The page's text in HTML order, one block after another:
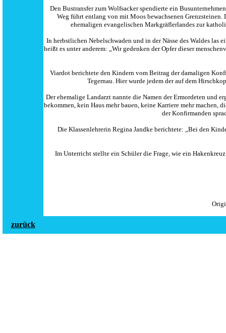
Den Bustransfer zum Wolfsacker spendierte ein
Weg führt entlang von mit Moos bewachsenen Grenzsteinen.
ehemaligen evangelischen Markgräflerlandes zur
In herbstlichen Nebelschwaden und in der Nässe des Waldes las
heißt es unter anderem: „Wir gedenken der Opfer dieser
Viardot berichtete den Kindern vom Beitrag der damaligen
Tegernau. Hier wurde jedem der auf dem
Der ehemalige Landarzt nannte die Namen der Ermordeten und
bekommen, kein Haus mehr bauen, keine Karriere mehr
der Konfirmanden
Die Klassenlehrerin Regina Jandke berichtete: „Bei den
Im Unterricht stellte ein Schüler die Frage, wie ein
zurück